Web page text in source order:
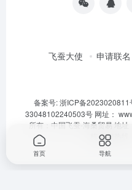
飞蚕大使 申请联名
备案号: 浙ICP备2023020811
33048102240503号 网址：
所有：中国飞蚕-海桑贸易 地
栋 客服热
首页 导航